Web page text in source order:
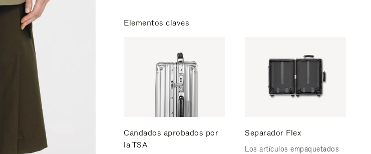
Elementos claves
Candados aprobados por
la TSA
Separador Flex
Los artículos empaquetados